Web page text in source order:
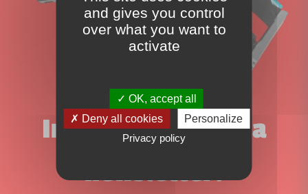
Inscrivez-vous à la
newsletter!
and gives you control
over what you want to
activate
OK, accept all
Deny all cookies
Personalize
Privacy policy